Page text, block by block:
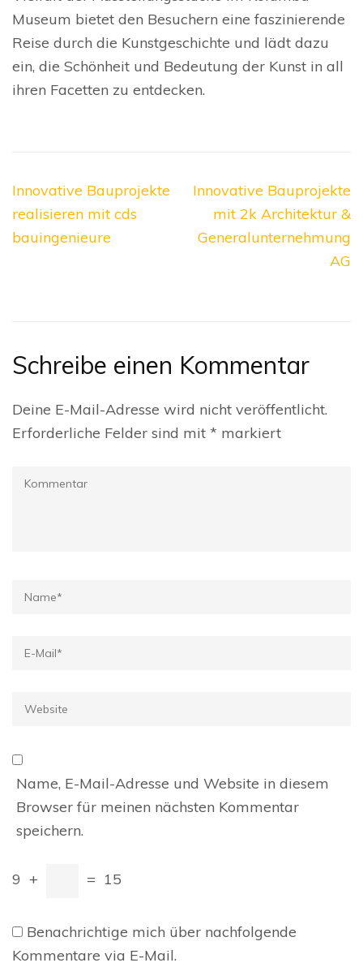
Museum bietet den Besuchern eine faszinierende
Reise durch die Kunstgeschichte und lädt dazu
ein, die Schönheit und Bedeutung der Kunst in all
ihren Facetten zu entdecken.
Beitragsnavigation
Innovative Bauprojekte
realisieren mit cds
bauingenieure
Innovative Bauprojekte
mit 2k Architektur &
Generalunternehmung
AG
Schreibe einen Kommentar
Deine E-Mail-Adresse wird nicht veröffentlicht.
Erforderliche Felder sind mit * markiert
Kommentar
Name*
E-
Website
Name, E-Mail-Adresse und Website in diesem
Browser für meinen nächsten Kommentar
speichern.
9 + = 15
Benachrichtige mich über nachfolgende
Kommentare via E-Mail.